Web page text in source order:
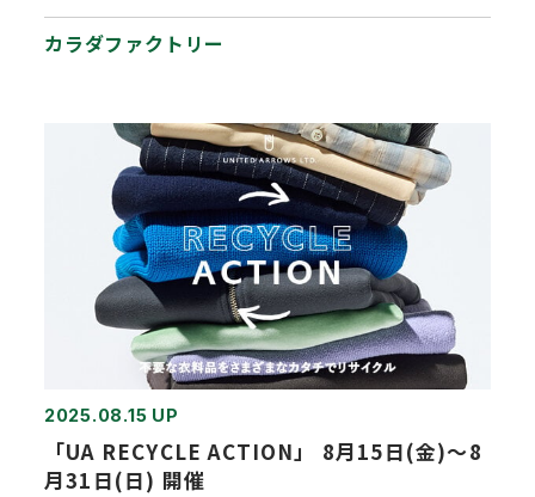
カラダファクトリー
2025.08.15 UP
「UA RECYCLE ACTION」 8月15日(金)～8
月31日(日) 開催